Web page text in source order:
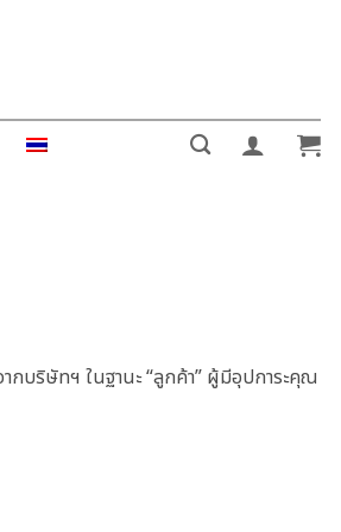
ากบริษัทฯ ในฐานะ “ลูกค้า” ผู้มีอุปการะคุณ